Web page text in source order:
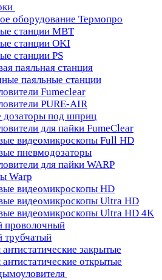
оборудование Термопро
станции MBT
станции OKI
станции PS
паяльная станция
паяльные станции
Fumeclear
PURE-AIR
дозаторы под шприц
для пайки FumeClear
видеомикроскопы Full HD
пневмодозаторы
для пайки WARP
Warp
видеомикроскопы HD
видеомикроскопы Ultra HD
видеомикроскопы Ultra HD 4K
проволочный
трубчатый
закрытые
открытые